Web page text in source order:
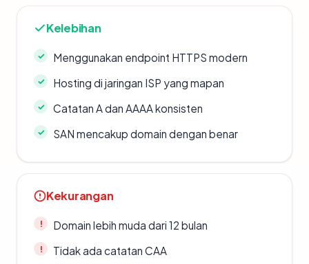
Kelebihan
Menggunakan endpoint HTTPS modern
Hosting di jaringan ISP yang mapan
Catatan A dan AAAA konsisten
SAN mencakup domain dengan benar
Kekurangan
Domain lebih muda dari 12 bulan
Tidak ada catatan CAA